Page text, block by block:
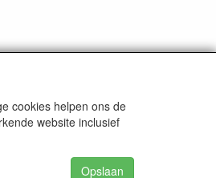
cookies helpen ons de
website inclusief
Opslaan